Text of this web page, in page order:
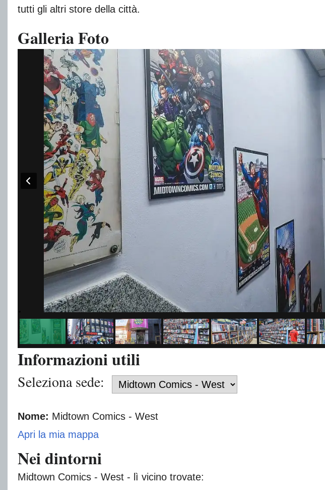
tutti gli altri store della città.
Galleria Foto
Informazioni utili
Seleziona sede:
Nome: Midtown Comics - West
Apri la mia mappa
Nei dintorni
Midtown Comics - West - lì vicino trovate: